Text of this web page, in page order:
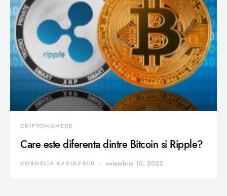
CRIPTOMONEDE
Care este diferenta dintre Bitcoin si Ripple?
CORNELIA RADULESCU noiembrie 10, 2022